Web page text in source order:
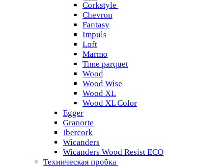
Corkstyle
Chevron
Fantasy
Impuls
Loft
Marmo
Time parquet
Wood
Wood Wise
Wood XL
Wood XL Color
Egger
Granorte
Ibercork
Wicanders
Wicanders Wood Resist ECO
Техническая пробка